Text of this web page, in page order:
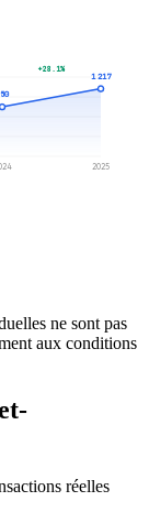
1 217
2025
+28.1%
ne sont pas
aux conditions
réelles